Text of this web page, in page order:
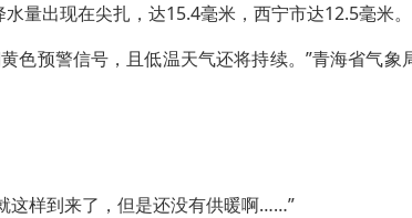
出现在尖扎，达15.4毫米，西宁市达12.5毫米。
预警信号，且低温天气还将持续。”青海省气象
样到来了，但是还没有供暖啊……”